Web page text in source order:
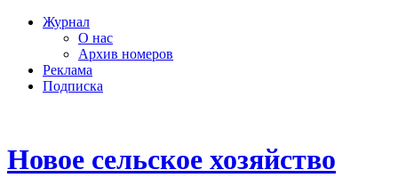
Журнал
О нас
Архив номеров
Реклама
Подписка
Новое сельское хозяйство